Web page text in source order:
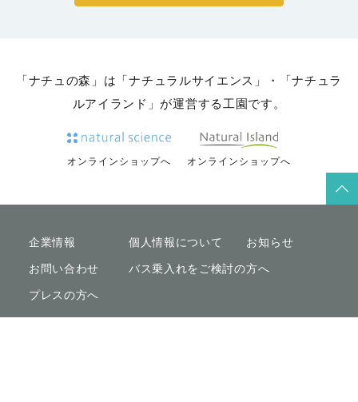
「ナチュの森」は「ナチュラルサイエンス」・「ナチュラ
ルアイランド」が運営する工園です。
オンラインショップへ オンラインショップへ
企業情報 個人情報について
お知らせ
お問い合わせ
バス乗入れをご検討の方へ
プレスの方へ